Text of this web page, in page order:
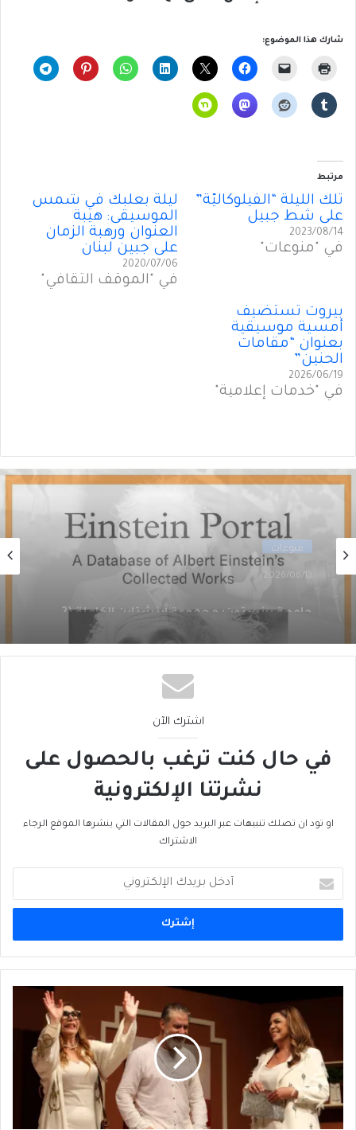
شارك هذا الموضوع:
مرتبط
تلك الليلة “الفيلوكاليَّة”
على شط جبيل
2023/08/14
في "منوعات"
ليلة بعلبك في شمس
الموسيقى: هيبة
العنوان ورهبة الزمان
على جبين لبنان
2020/07/06
في "الموقف الثقافي"
بيروت تستضيف
أمسية موسيقية
بعنوان “مقامات
الحنين”
2026/06/19
في "خدمات إعلامية"
منوعات
2026/06/09
من 2)
اشترك الآن
في حال كنت ترغب بالحصول على
نشرتنا الإلكترونية
او تود ان تصلك تنبيهات عبر البريد حول المقالات التي ينشرها الموقع الرجاء
الاشتراك
بريدك
الإلكتروني
"الفودفيل"
المَنسُوج
ببَراعَة